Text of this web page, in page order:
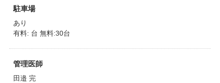
駐車場
あり
有料: 台 無料:30台
管理医師
田邉 完